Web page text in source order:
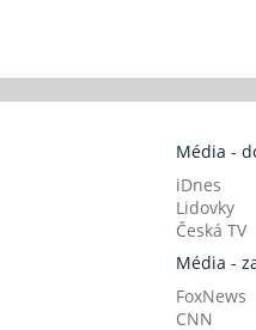
Média -
iDnes
Lidovky
Česká TV
Média -
FoxNews
CNN